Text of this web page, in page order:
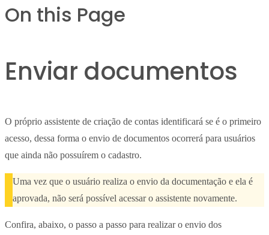
On this Page
Enviar documentos
O próprio assistente de criação de contas identificará se é o primeiro
acesso, dessa forma o envio de documentos ocorrerá para usuários
que ainda não possuírem o cadastro.
Uma vez que o usuário realiza o envio da documentação e ela é
aprovada, não será possível acessar o assistente novamente.
Confira, abaixo, o passo a passo para realizar o envio dos